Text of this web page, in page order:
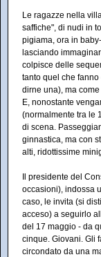
Le ragazze nella
saffiche", di nudi in
pigiama, ora in
lasciando
colpisce delle
tanto quel che
dirne una), ma
E, nonostante
(normalmente tra le
di scena.
ginnastica, ma con
alti, ridottissime
Il presidente del
occasioni), indossa
caso, le invita (si
acceso) a seguirlo
del 17 maggio - da
cinque. Giovani. Gli
circondato da una